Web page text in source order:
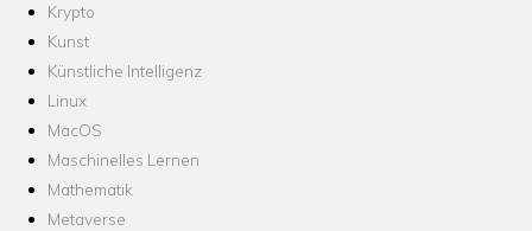
Krypto
Kunst
Künstliche Intelligenz
Linux
MacOS
Maschinelles Lernen
Mathematik
Metaverse